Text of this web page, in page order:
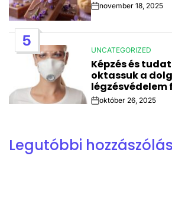
Post
Date
november 18, 2025
5
POSTED
IN
UNCATEGORIZED
Képzés és
oktassuk a
Postoktóber 26, 2025
Legutóbbi